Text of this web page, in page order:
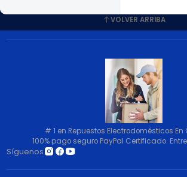
VOLVER ARRIBA
# 1 en Repuestos Electrodomésticos
100% pago seguro PayPal Certificado.
Síguenos